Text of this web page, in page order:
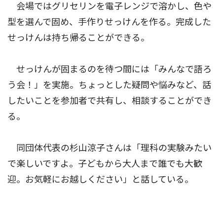
会場ではグリセリンを電子レンジで溶かし、色や
型を選んで固め、手作りせっけんを作る。完成した
せっけんは持ち帰ることができる。
せっけんが固まるのを待つ間には「みんなで語ろ
う会！」を実施。ちょっとした疑問や悩みなど、話
したいことを参加者で共有し、相談することができ
る。
同団体代表の杉山涼子さんは「理科の実験みたい
で楽しいですよ。子どもから大人まで誰でも大歓
迎。お気軽にお越しください」と話している。